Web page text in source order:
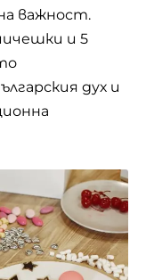
важност.
и 5
дух и